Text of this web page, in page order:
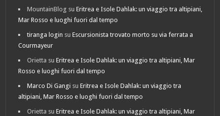
MountainBlog suEritrea e Isole Dahlak: un viaggio tra altipiani,
Mar Rosso e luoghi fuori dal tempo
tiranga login suEscursionista trovato morto su via ferrata a
Courmayeur
Orietta suEritrea e Isole Dahlak: un viaggio tra altipiani, Mar
Rosso e luoghi fuori dal tempo
Marco Di Gangi suEritrea e Isole Dahlak: un viaggio tra
altipiani, Mar Rosso e luoghi fuori dal tempo
Orietta suEritrea e Isole Dahlak: un viaggio tra altipiani, Mar